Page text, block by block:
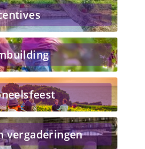
vergaderingen